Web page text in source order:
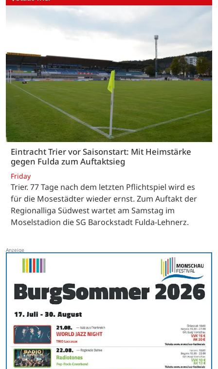
Eintracht Trier vor Saisonstart: Mit Heimstärke
gegen Fulda zum Auftaktsieg
Friday
Trier. 77 Tage nach dem letzten Pflichtspiel wird es
für die Mosestädter wieder ernst. Zum Auftakt der
Regionalliga Südwest wartet am Samstag im
Moselstadion die SG Barockstadt Fulda-Lehnerz.